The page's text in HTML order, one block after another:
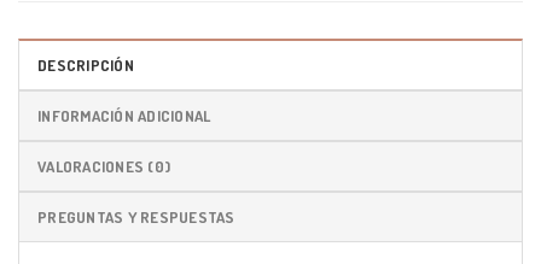
DESCRIPCIÓN
INFORMACIÓN ADICIONAL
VALORACIONES (0)
PREGUNTAS Y RESPUESTAS